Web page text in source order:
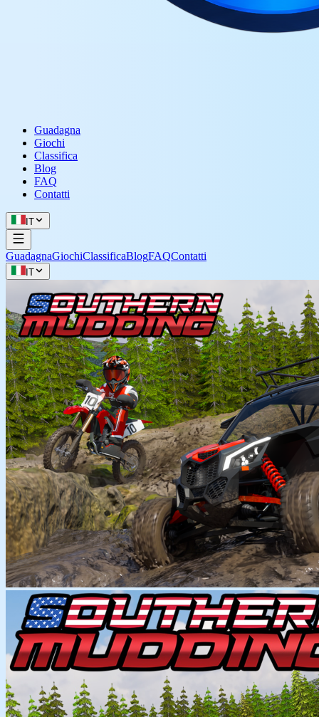
Guadagna
Giochi
Classifica
Blog
FAQ
Contatti
IT
GuadagnaGiochiClassificaBlogFAQContatti
IT